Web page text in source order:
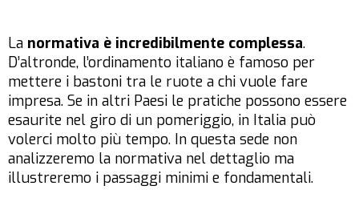
La normativa è incredibilmente complessa.
D’altronde, l’ordinamento italiano è famoso per
mettere i bastoni tra le ruote a chi vuole fare
impresa. Se in altri Paesi le pratiche possono essere
esaurite nel giro di un pomeriggio, in Italia può
volerci molto più tempo. In questa sede non
analizzeremo la normativa nel dettaglio ma
illustreremo i passaggi minimi e fondamentali.